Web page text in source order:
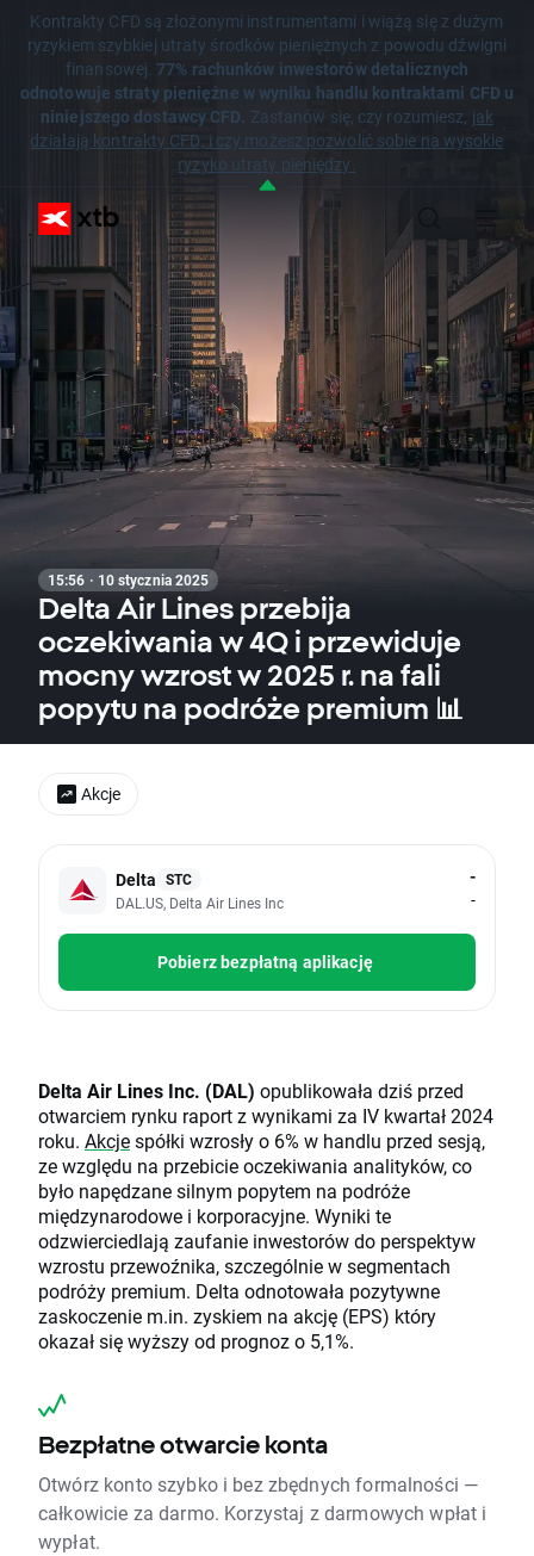
Kontrakty CFD są złożonymi instrumentami i wiążą się z dużym
ryzykiem szybkiej utraty środków pieniężnych z powodu dźwigni
finansowej.77% rachunków inwestorów detalicznych
odnotowuje straty pieniężne w wyniku handlu kontraktami CFD u
niniejszego dostawcy CFD. Zastanów się, czy rozumiesz, jak
działają kontrakty CFD, i czy możesz pozwolić sobie na wysokie
ryzyko utraty pieniędzy.
15:56 · 10 stycznia 2025
Delta Air Lines przebija
oczekiwania w 4Q i przewiduje
mocny wzrost w 2025 r. na fali
popytu na podróże premium 📊
Delta STC
DAL.US, Delta Air Lines Inc
-
-
Pobierz bezpłatną aplikację
Delta Air Lines Inc. (DAL) opublikowała dziś przed
otwarciem rynku raport z wynikami za IV kwartał 2024
roku. Akcjespółki wzrosły o 6% w handlu przed sesją,
ze względu na przebicie oczekiwania analityków, co
było napędzane silnym popytem na podróże
międzynarodowe i korporacyjne. Wyniki te
odzwierciedlają zaufanie inwestorów do perspektyw
wzrostu przewoźnika, szczególnie w segmentach
podróży premium. Delta odnotowała pozytywne
zaskoczenie m.in. zyskiem na akcję (EPS) który
okazał się wyższy od prognoz o 5,1%.
Bezpłatne otwarcie konta
Otwórz konto szybko i bez zbędnych formalności —
całkowicie za darmo. Korzystaj z darmowych wpłat i
wypłat.
Akcje